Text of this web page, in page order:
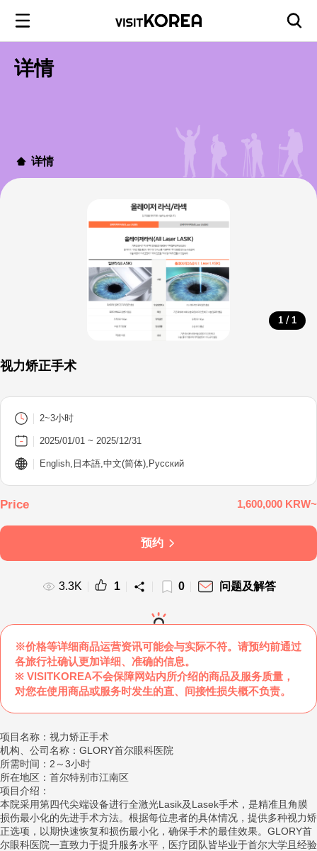
详情
详情
1 / 1
视力矫正手术
1,600,000 KRW~
2~3小时
2025/01/01 ~ 2025/12/31
English,日本語,中文(简体),Русский
预约
3.3K 1 0 问题及解答
※价格等详细商品运营资讯可能会与实际不符。请预约前通过
各旅行社确认更加详细、准确的信息。
※ VISITKOREA不会保障网站内所介绍的商品及服务质量，
对您在使用商品或服务时发生的直、间接性损失概不负责。
项目名称：视力矫正手术
机构、公司名称：GLORY首尔眼科医院
所需时间：2～3小时
所在地区：首尔特别市江南区
项目介绍：
本院采用第四代尖端设备进行全激光Lasik及Lasek手术，是精准且角膜
损伤最小化的先进手术方法。根据每位患者的具体情况，提供多种视力矫
正选项，以期快速恢复和损伤最小化，确保手术的最佳效果。GLORY首
尔眼科医院一直致力于提升服务水平，医疗团队皆毕业于首尔大学且经验